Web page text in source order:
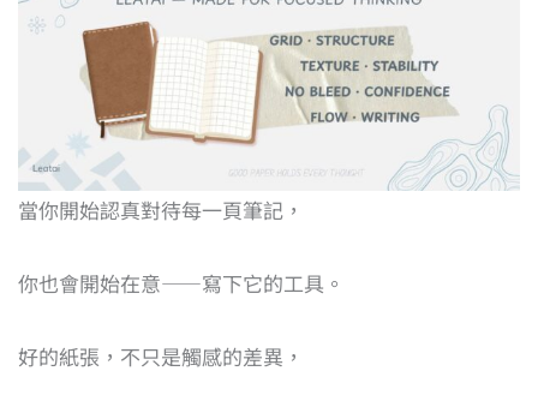
當你開始認真對待每一頁筆記，
你也會開始在意——寫下它的工具。
好的紙張，不只是觸感的差異，